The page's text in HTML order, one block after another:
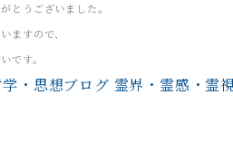
とうございました。
ますので、
です。